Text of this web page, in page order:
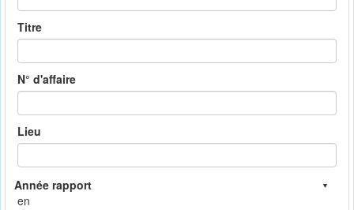
Titre
N° d'affaire
Lieu
en